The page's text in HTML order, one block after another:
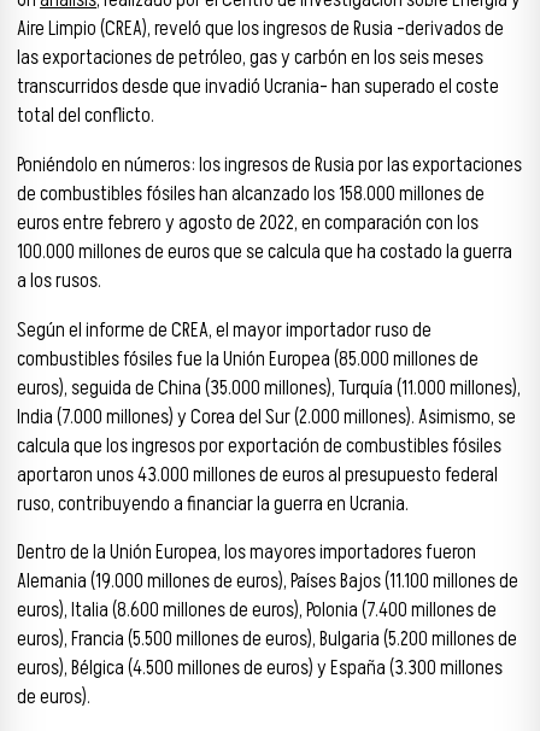
Aire Limpio (CREA), reveló que los ingresos de Rusia -derivados de
las exportaciones de petróleo, gas y carbón en los seis meses
transcurridos desde que invadió Ucrania- han superado el coste
total del conflicto.
Poniéndolo en números: los ingresos de Rusia por las exportaciones
de combustibles fósiles han alcanzado los 158.000 millones de
euros entre febrero y agosto de 2022, en comparación con los
100.000 millones de euros que se calcula que ha costado la guerra
a los rusos.
Según el informe de CREA, el mayor importador ruso de
combustibles fósiles fue la Unión Europea (85.000 millones de
euros), seguida de China (35.000 millones), Turquía (11.000 millones),
India (7.000 millones) y Corea del Sur (2.000 millones). Asimismo, se
calcula que los ingresos por exportación de combustibles fósiles
aportaron unos 43.000 millones de euros al presupuesto federal
ruso, contribuyendo a financiar la guerra en Ucrania.
Dentro de la Unión Europea, los mayores importadores fueron
Alemania (19.000 millones de euros), Países Bajos (11.100 millones de
euros), Italia (8.600 millones de euros), Polonia (7.400 millones de
euros), Francia (5.500 millones de euros), Bulgaria (5.200 millones de
euros), Bélgica (4.500 millones de euros) y España (3.300 millones
de euros).